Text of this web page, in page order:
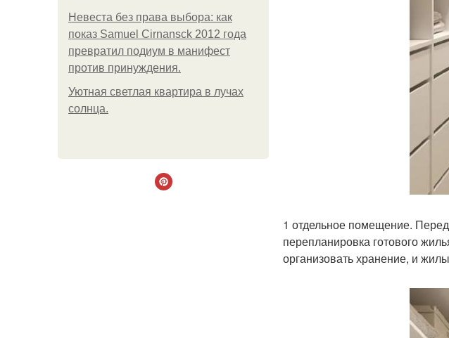
Невеста без права выбора: как
показ Samuel Cirnansck 2012 года
превратил подиум в манифест
против принуждения.
Уютная светлая квартира в лучах
солнца.
1 отдельное помещение.
перепланировка готового
организовать хранение, и